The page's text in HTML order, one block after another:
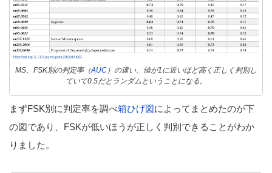
MS、FSK別の判定率（AUC ）の違い。値が1に近いほど高く正しく判別し
ていて0.5だとランダムということになる。
まずFSK別に判定率を調べ箱ひげ図によってまとめたのが下
の図であり、FSKが低いほうが正しく判別できることがわか
りました。